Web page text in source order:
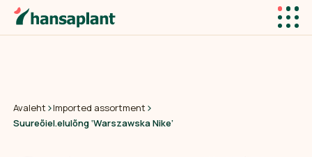
Avaleht ›Imported assortment ›
Suureõiel.elulõng ‘Warszawska Nike’